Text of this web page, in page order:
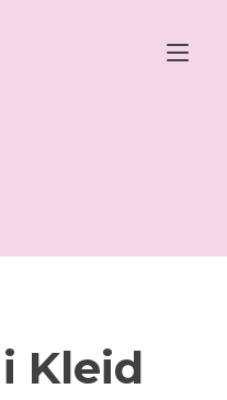
Kleid